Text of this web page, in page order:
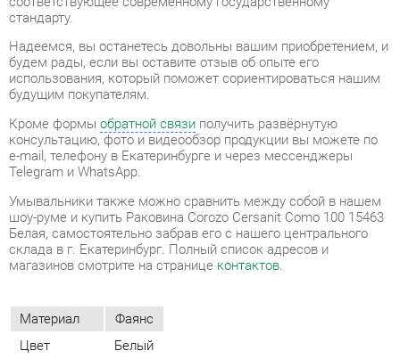
Кроме формы
консультацию, фото и видеообзор продукции вы можете по
e-mail, телефону в Екатеринбурге и через мессенджеры
Telegram и WhatsApp.
Умывальники также можно сравнить между собой в нашем
шоу-руме и купить Раковина Corozo Cersanit Como 100 15463
Белая, самостоятельно забрав его с нашего центрального
склада в г. Екатеринбург. Полный список адресов и
магазинов смотрите на страницеконтактов.
Материал
Фаянс
Цвет
Белый
Ширина, мм
1000
Глубина, мм
455